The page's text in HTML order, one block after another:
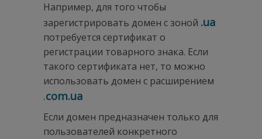
Например, для того чтобы
зарегистрировать домен с зоной .ua
потребуется сертификат о
регистрации товарного знака. Если
такого сертификата нет, то можно
использовать домен с расширением
.com.ua
Если домен предназначен только для
пользователей конкретного